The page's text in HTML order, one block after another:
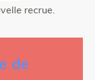
recrue.
de